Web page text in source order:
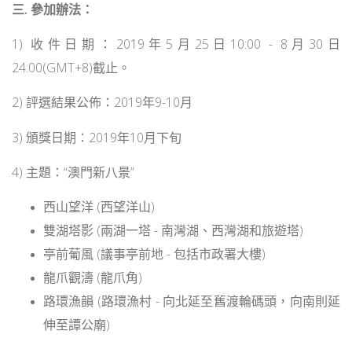
三. 參加辦法：
1) 收件日期：2019年5月25日10:00 - 8月30日
24:00(GMT+8)截止。
2) 評選結果公佈：2019年9-10月
3) 頒獎日期：2019年10月下旬
4) 主題：“澳門新八景”
西山望洋 (西望洋山)
雙湖塔影 (兩湖一塔 - 南灣湖、西灣湖和旅遊塔)
亭前葡風 (議事亭前地 - 包括市政署大樓)
龍爪觀濤 (龍爪角)
路環漁韻 (路環漁村 - 向北延至舊渡輪碼頭，向南則延
伸至譚公廟)